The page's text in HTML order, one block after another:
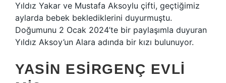
Yıldız Yakar ve Mustafa Aksoylu çifti, geçtiğimiz
aylarda bebek beklediklerini duyurmuştu.
Doğumunu 2 Ocak 2024’te bir paylaşımla duyuran
Yıldız Aksoy’un Alara adında bir kızı bulunuyor.
YASIN ESIRGENÇ EVLI